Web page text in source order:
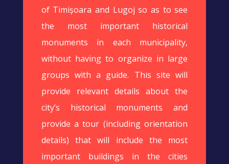
of Timișoara and Lugoj so as to see
the most important historical
monuments in each municipality,
without having to organize in large
groups with a guide. This site will
provide relevant details about the
city’s historical monuments and
provide a tour (including orientation
details) that will include the most
important buildings in the cities